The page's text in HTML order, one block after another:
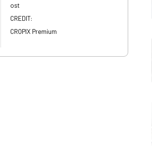
ost
CREDIT:
CROPIX Premium